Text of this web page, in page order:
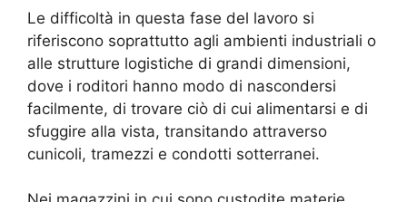
Le difficoltà in questa fase del lavoro si
riferiscono soprattutto agli ambienti industriali o
alle strutture logistiche di grandi dimensioni,
dove i roditori hanno modo di nascondersi
facilmente, di trovare ciò di cui alimentarsi e di
sfuggire alla vista, transitando attraverso
cunicoli, tramezzi e condotti sotterranei.